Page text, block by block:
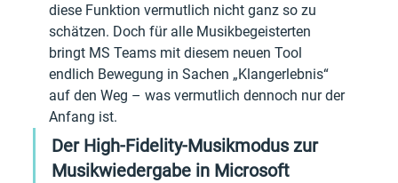
diese Funktion vermutlich nicht ganz so zu
schätzen. Doch für alle Musikbegeisterten
bringt MS Teams mit diesem neuen Tool
endlich Bewegung in Sachen „Klangerlebnis“
auf den Weg – was vermutlich dennoch nur der
Anfang ist.
Der High-Fidelity-Musikmodus zur
Musikwiedergabe in Microsoft